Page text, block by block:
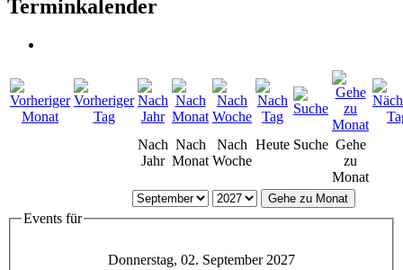
Terminkalender
Nach
Jahr
Nach
Monat
Nach
Woche
Heute Suche Gehe
zu
Monat
Gehe zu Monat
Events für
Donnerstag, 02. September 2027